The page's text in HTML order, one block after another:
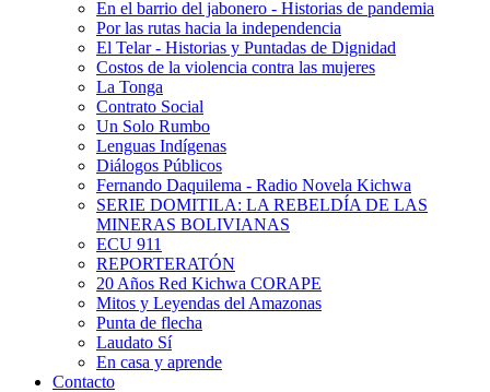
En el barrio del jabonero - Historias de pandemia
Por las rutas hacia la independencia
El Telar - Historias y Puntadas de Dignidad
Costos de la violencia contra las mujeres
La Tonga
Contrato Social
Un Solo Rumbo
Lenguas Indígenas
Diálogos Públicos
Fernando Daquilema - Radio Novela Kichwa
SERIE DOMITILA: LA REBELDÍA DE LAS
MINERAS BOLIVIANAS
ECU 911
REPORTERATÓN
20 Años Red Kichwa CORAPE
Mitos y Leyendas del Amazonas
Punta de flecha
Laudato Sí
En casa y aprende
Contacto